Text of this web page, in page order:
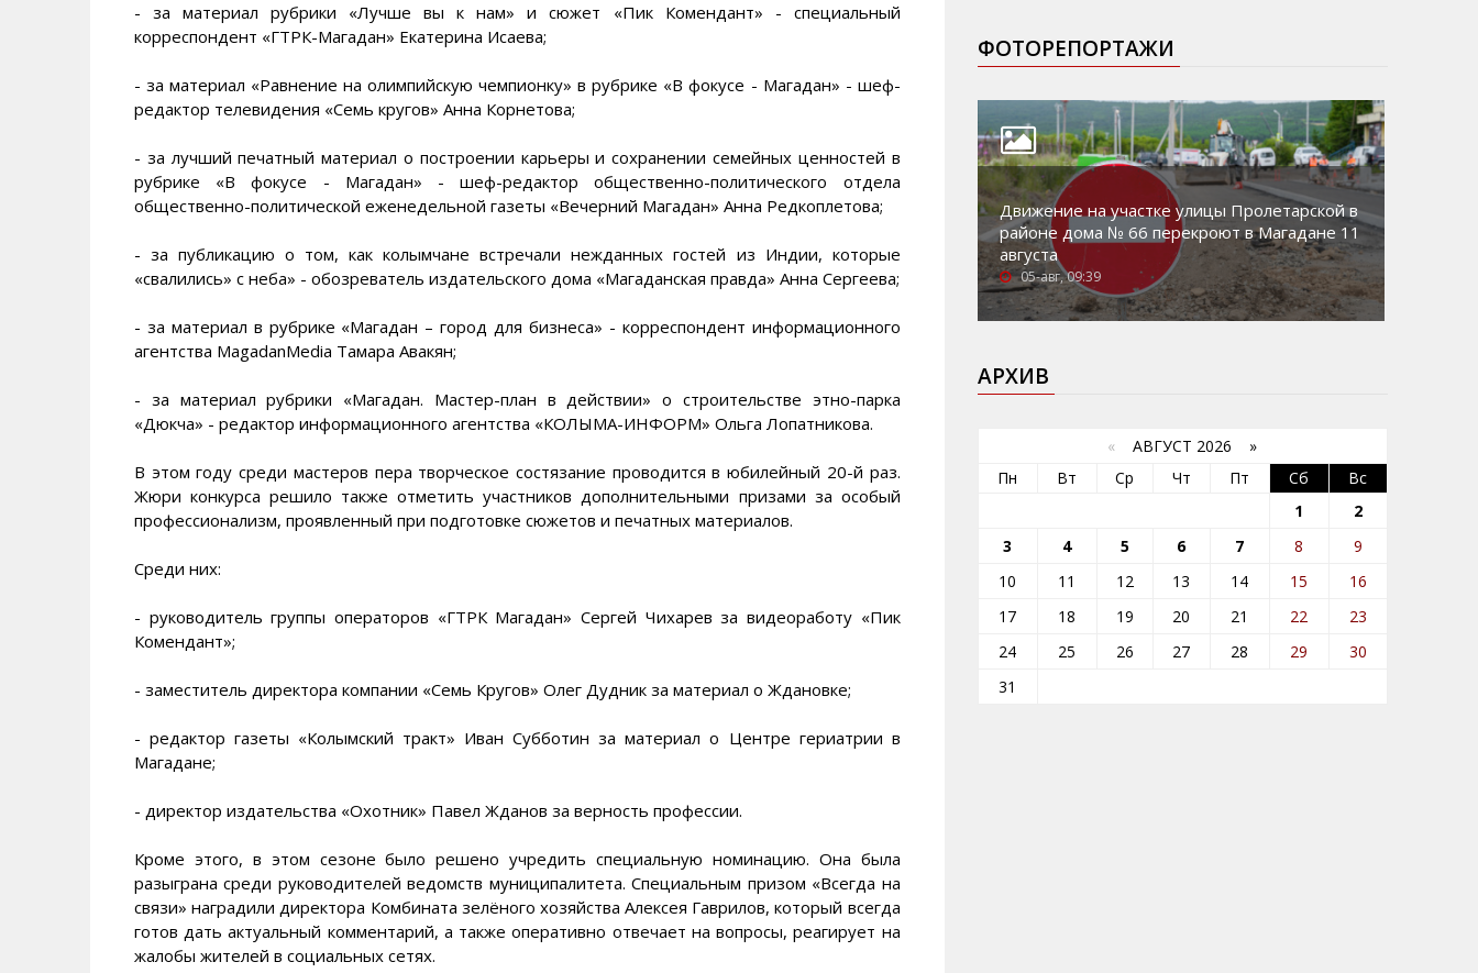
- за материал рубрики «Лучше вы к нам» и сюжет «Пик Комендант» - специальный
корреспондент «ГТРК-Магадан» Екатерина Исаева;
- за материал «Равнение на олимпийскую чемпионку» в рубрике «В фокусе - Магадан» - шеф-
редактор телевидения «Семь кругов» Анна Корнетова;
- за лучший печатный материал о построении карьеры и сохранении семейных ценностей в
рубрике «В фокусе - Магадан» - шеф-редактор общественно-политического отдела
общественно-политической еженедельной газеты «Вечерний Магадан» Анна Редкоплетова;
- за публикацию о том, как колымчане встречали нежданных гостей из Индии, которые
«свалились» с неба» - обозреватель издательского дома «Магаданская правда» Анна Сергеева;
- за материал в рубрике «Магадан – город для бизнеса» - корреспондент информационного
агентства MagadanMedia Тамара Авакян;
- за материал рубрики «Магадан. Мастер-план в действии» о строительстве этно-парка
«Дюкча» - редактор информационного агентства «КОЛЫМА-ИНФОРМ» Ольга Лопатникова.
В этом году среди мастеров пера творческое состязание проводится в юбилейный 20-й раз.
Жюри конкурса решило также отметить участников дополнительными призами за особый
профессионализм, проявленный при подготовке сюжетов и печатных материалов.
Среди них:
- руководитель группы операторов «ГТРК Магадан» Сергей Чихарев за видеоработу «Пик
Комендант»;
- заместитель директора компании «Семь Кругов» Олег Дудник за материал о Ждановке;
- редактор газеты «Колымский тракт» Иван Субботин за материал о Центре гериатрии в
Магадане;
- директор издательства «Охотник» Павел Жданов за верность профессии.
Кроме этого, в этом сезоне было решено учредить специальную номинацию. Она была
разыграна среди руководителей ведомств муниципалитета. Специальным призом «Всегда на
связи» наградили директора Комбината зелёного хозяйства Алексея Гаврилов, который всегда
готов дать актуальный комментарий, а также оперативно отвечает на вопросы, реагирует на
жалобы жителей в социальных сетях.
ФОТОРЕПОРТАЖИ
Движение на участке улицы Пролетарской в
районе дома № 66 перекроют в Магадане 11
августа
05-авг, 09:39
АРХИВ
« АВГУСТ 2026 »
Пн
Вт Ср Чт Пт Сб
Вс
1
2
3
4 5 6 7 8
9
10
11 12 13 14 15
16
17
18 19 20 21 22
23
24
25 26 27 28 29
30
31